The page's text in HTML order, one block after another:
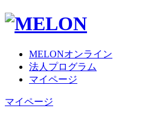
MELONオンライン
法人プログラム
マイページ
マイページ